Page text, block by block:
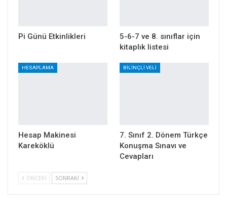
Pi Günü Etkinlikleri
5-6-7 ve 8. sınıflar için
kitaplık listesi
HESAPLAMA
Hesap Makinesi
Kareköklü
BILINÇLI VELI
7. Sınıf 2. Dönem Türkçe
Konuşma Sınavı ve
Cevapları
ÖNCEKI SONRAKI